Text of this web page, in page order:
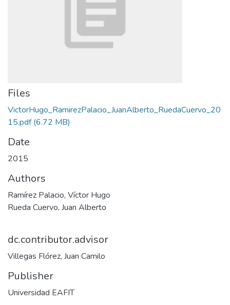
Files
VictorHugo_RamirezPalacio_JuanAlberto_RuedaCuervo_20
15.pdf(6.72 MB)
Date
2015
Authors
Ramírez Palacio, Víctor Hugo
Rueda Cuervo, Juan Alberto
dc.contributor.advisor
Villegas Flórez, Juan Camilo
Publisher
Universidad EAFIT